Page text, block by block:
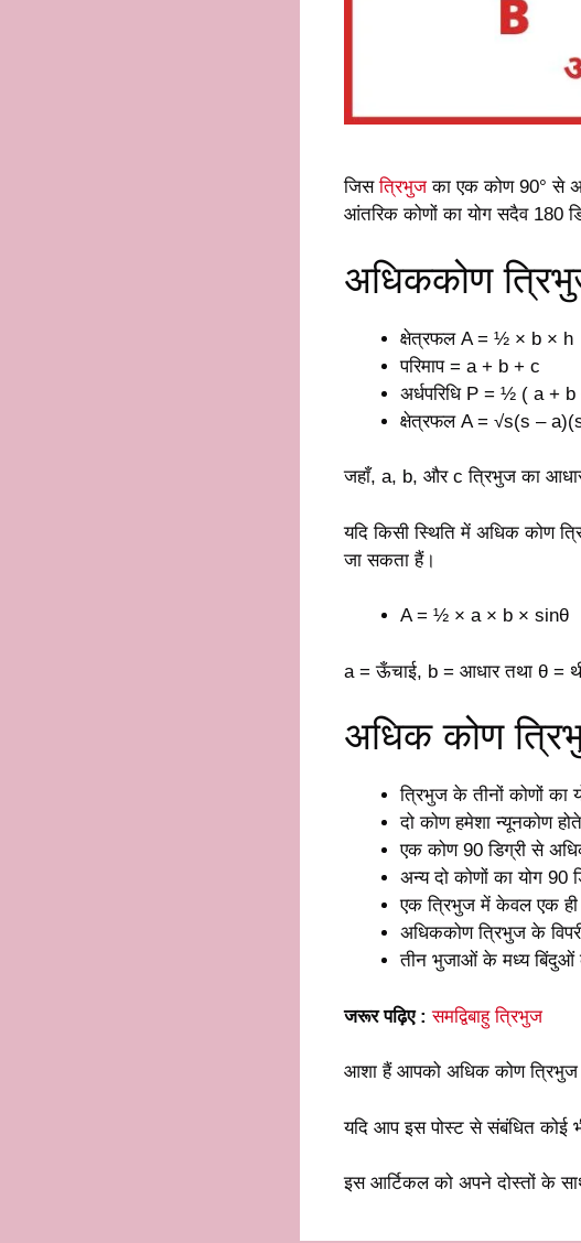
जिसत्रिभुजका एक कोण 90° से
आंतरिक कोणों का योग सदैव 180
अधिककोण
क्षेत्रफल A = ½ × b × h
परिमाप = a + b + c
अर्धपरिधि P = ½ ( a +
क्षेत्रफल A = √s(s –
जहाँ, a, b, और c त्रिभुज का
यदि किसी स्थिति में अधिक कोण
जा सकता हैं।
A = ½ × a × b × sinθ
a = ऊँचाई, b = आधार तथा θ =
अधिक कोण
त्रिभुज के तीनों कोणों का
दो कोण हमेशा न्यूनकोण
एक कोण 90 डिग्री से
अन्य दो कोणों का योग 90
एक त्रिभुज में केवल एक ही
अधिककोण त्रिभुज के
तीन भुजाओं के मध्य बिंदुओं
जरूर पढ़िए : समद्विबाहु त्रिभुज
आशा हैं आपको अधिक कोण त्रिभुज
यदि आप इस पोस्ट से संबंधित कोई
इस आर्टिकल को अपने दोस्तों के